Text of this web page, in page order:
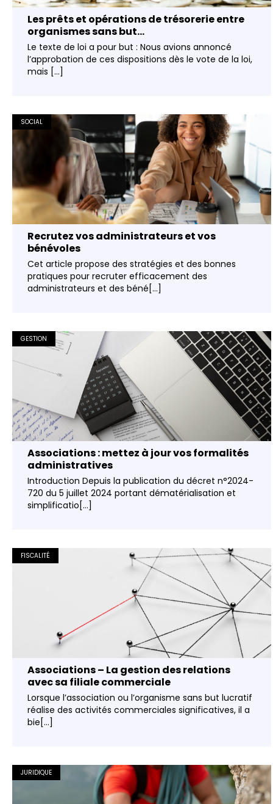
Les prêts et opérations de trésorerie entre
organismes sans but...
Le texte de loi a pour but : Nous avions annoncé
l’approbation de ces dispositions dès le vote de la loi,
mais [...]
SOCIAL
Recrutez vos administrateurs et vos
bénévoles
Cet article propose des stratégies et des bonnes
pratiques pour recruter efficacement des
administrateurs et des béné[...]
GESTION
Associations : mettez à jour vos formalités
administratives
Introduction Depuis la publication du décret n°2024-
720 du 5 juillet 2024 portant dématérialisation et
simplificatio[...]
FISCALITÉ
Associations – La gestion des relations
avec sa filiale commerciale
Lorsque l’association ou l’organisme sans but lucratif
réalise des activités commerciales significatives, il a
bie[...]
JURIDIQUE